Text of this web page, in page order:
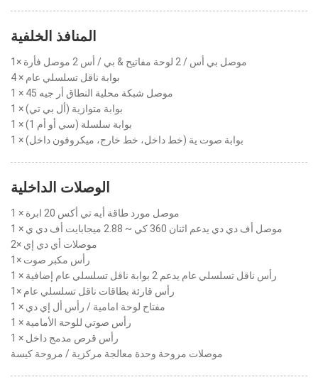
المنافذ الخلفية
1× موصل بي أس / 2 لوحة مفاتيح & بي / أس 2 موصل فأرة
4 × بوابة ناقل تسلسلي عام
1 × موصل شبكة محلية النطاق أر جيه 45
1 × بوابة متوازية (أل بي تي)
1 × بوابة سلسلة (سي أو أم 1)
1 × بوابة صوت ية (خط داخل، خط خارج، ميكروفون داخل)
الوصلات الداخلية
1 × موصل مورد طاقة أيه تي أكس 20 ابرة
1 × موصل أف دي دي يدعم اثنان 360 كي ~ 2.88 ميجابايت أف دي ي
2× موصلات أي دي إي
1× رأس مكبر صوت
1 × رأس ناقل تسلسلي عام يدعم 2 بوابة ناقل تسلسلي عام إضافية
1× رأس قارئة بطاقات ناقل تسلسلي عام
1 × مفتاح لوحة امامية / رأس أل إي دي
1 × رأس صوتي للوحة الأمامية
1 × رأس قرص مدمج داخل
موصلات مروحة وحدة معالجة مركزية / مروحة كيسة